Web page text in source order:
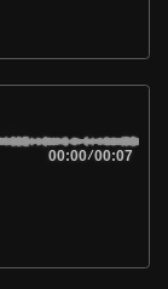
00:00/00:07